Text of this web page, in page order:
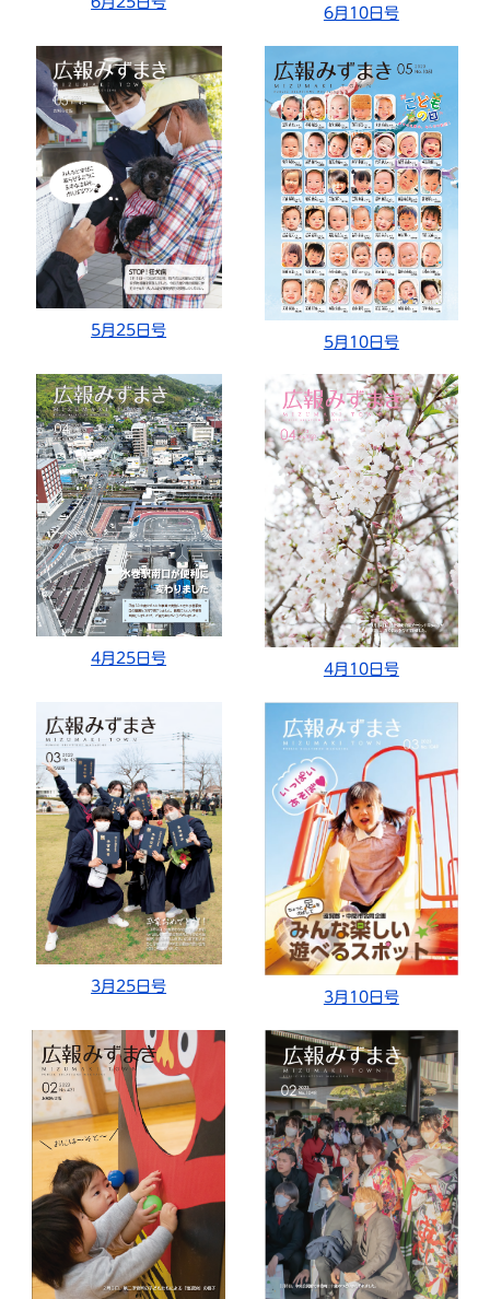
6月10日号
5月25日号
5月10日号
4月25日号
4月10日号
3月25日号
3月10日号